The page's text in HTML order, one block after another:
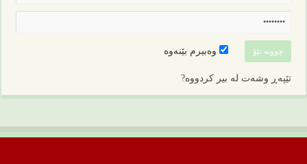
وەبیرم بێنەوە
تێپەڕ وشەت لە بیر کردووە?